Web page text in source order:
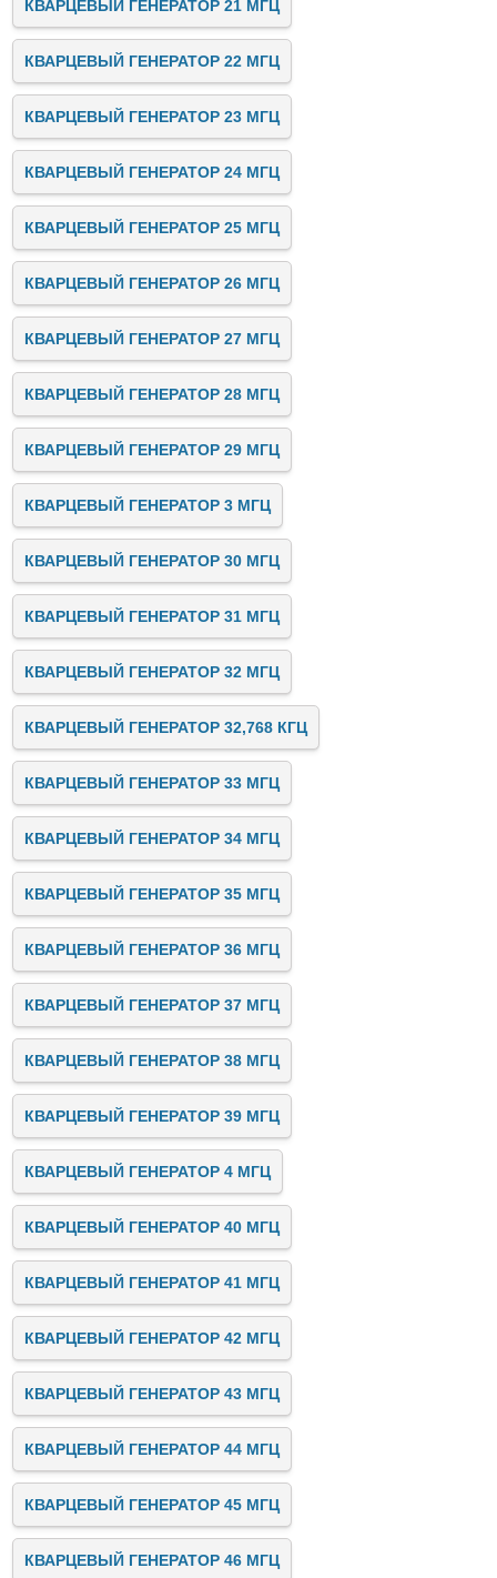
КВАРЦЕВЫЙ ГЕНЕРАТОР 21 МГЦ
КВАРЦЕВЫЙ ГЕНЕРАТОР 22 МГЦ
КВАРЦЕВЫЙ ГЕНЕРАТОР 23 МГЦ
КВАРЦЕВЫЙ ГЕНЕРАТОР 24 МГЦ
КВАРЦЕВЫЙ ГЕНЕРАТОР 25 МГЦ
КВАРЦЕВЫЙ ГЕНЕРАТОР 26 МГЦ
КВАРЦЕВЫЙ ГЕНЕРАТОР 27 МГЦ
КВАРЦЕВЫЙ ГЕНЕРАТОР 28 МГЦ
КВАРЦЕВЫЙ ГЕНЕРАТОР 29 МГЦ
КВАРЦЕВЫЙ ГЕНЕРАТОР 3 МГЦ
КВАРЦЕВЫЙ ГЕНЕРАТОР 30 МГЦ
КВАРЦЕВЫЙ ГЕНЕРАТОР 31 МГЦ
КВАРЦЕВЫЙ ГЕНЕРАТОР 32 МГЦ
КВАРЦЕВЫЙ ГЕНЕРАТОР 32,768 КГЦ
КВАРЦЕВЫЙ ГЕНЕРАТОР 33 МГЦ
КВАРЦЕВЫЙ ГЕНЕРАТОР 34 МГЦ
КВАРЦЕВЫЙ ГЕНЕРАТОР 35 МГЦ
КВАРЦЕВЫЙ ГЕНЕРАТОР 36 МГЦ
КВАРЦЕВЫЙ ГЕНЕРАТОР 37 МГЦ
КВАРЦЕВЫЙ ГЕНЕРАТОР 38 МГЦ
КВАРЦЕВЫЙ ГЕНЕРАТОР 39 МГЦ
КВАРЦЕВЫЙ ГЕНЕРАТОР 4 МГЦ
КВАРЦЕВЫЙ ГЕНЕРАТОР 40 МГЦ
КВАРЦЕВЫЙ ГЕНЕРАТОР 41 МГЦ
КВАРЦЕВЫЙ ГЕНЕРАТОР 42 МГЦ
КВАРЦЕВЫЙ ГЕНЕРАТОР 43 МГЦ
КВАРЦЕВЫЙ ГЕНЕРАТОР 44 МГЦ
КВАРЦЕВЫЙ ГЕНЕРАТОР 45 МГЦ
КВАРЦЕВЫЙ ГЕНЕРАТОР 46 МГЦ